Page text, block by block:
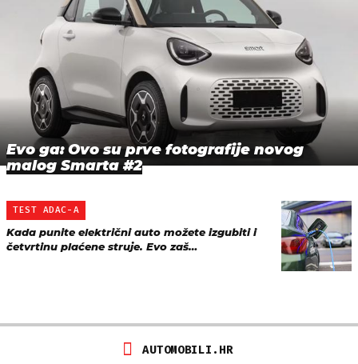
Evo ga: Ovo su prve fotografije novog
malog Smarta #2
TEST ADAC-A
Kada punite električni auto možete izgubiti i
četvrtinu plaćene struje. Evo zaš…